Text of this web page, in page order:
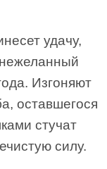
удачу,
Изгоняют
оставшегося
стучат
силу.